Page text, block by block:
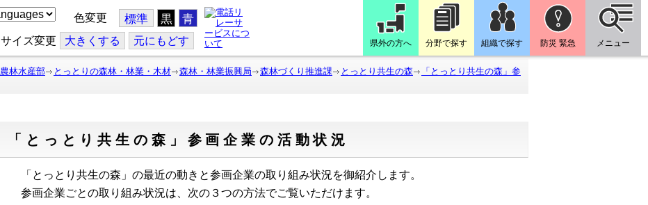
色変更 標準 黒 青
サイズ変更 大きくする 元にもどす 県外の方へ 分野で探す 組織で探す 防災 緊急 メニュー
農林水産部 とっとりの森林・林業・木材 森林・林業振興局 森林づくり推進課 とっとり共生の森
「とっとり共生の森」参
「とっとり共生の森」参画企業の活動状況
「とっとり共生の森」の最近の動きと参画企業の取り組み状況を御紹介します。
参画企業ごとの取り組み状況は、次の３つの方法でご覧いただけます。